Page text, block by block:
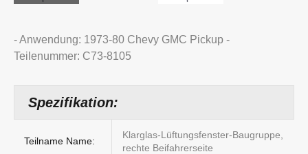
- Anwendung: 1973-80 Chevy GMC Pickup -
Teilenummer: C73-8105
Spezifikation:
Teilname Name:
Klarglas-Lüftungsfenster-Baugruppe,
rechte Beifahrerseite